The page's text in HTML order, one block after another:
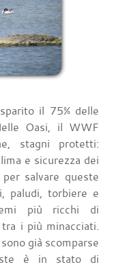
il 75% delle
Oasi, il WWF
stagni protetti:
e sicurezza dei
salvare queste
paludi, torbiere e
più ricchi di
i più minacciati.
già scomparse
è in stato di